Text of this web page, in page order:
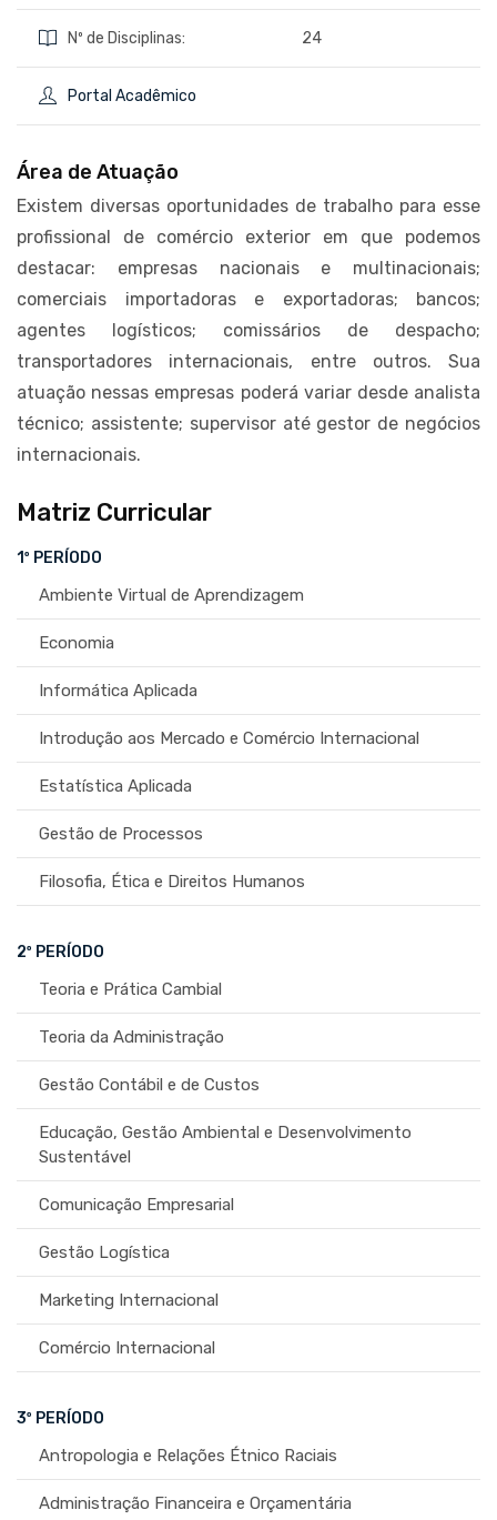
Nº de Disciplinas: 24
Portal Acadêmico
Área de Atuação
Existem diversas oportunidades de trabalho para esse
profissional de comércio exterior em que podemos
destacar: empresas nacionais e multinacionais;
comerciais importadoras e exportadoras; bancos;
agentes logísticos; comissários de despacho;
transportadores internacionais, entre outros. Sua
atuação nessas empresas poderá variar desde analista
técnico; assistente; supervisor até gestor de negócios
internacionais.
Matriz Curricular
1º PERÍODO
Ambiente Virtual de Aprendizagem
Economia
Informática Aplicada
Introdução aos Mercado e Comércio Internacional
Estatística Aplicada
Gestão de Processos
Filosofia, Ética e Direitos Humanos
2º PERÍODO
Teoria e Prática Cambial
Teoria da Administração
Gestão Contábil e de Custos
Educação, Gestão Ambiental e Desenvolvimento
Sustentável
Comunicação Empresarial
Gestão Logística
Marketing Internacional
Comércio Internacional
3º PERÍODO
Antropologia e Relações Étnico Raciais
Administração Financeira e Orçamentária